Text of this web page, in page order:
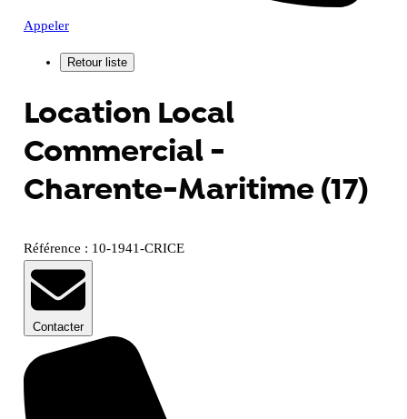
Appeler
Location Local
Commercial -
Charente-Maritime (17)
Référence : 10-1941-CRICE
Contacter